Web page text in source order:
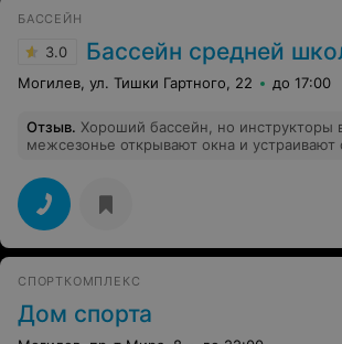
БАССЕЙН
3.0 Бассейн средней
Могилев, ул. Тишки Гартного, 22 до 17:00
Отзыв. Хороший бассейн, но инструкторы
межсезонье открывают окна и устраивают
выходить из бассейна и закрывать окна
самостоятельно.
СПОРТКОМПЛЕКС
Дом спорта